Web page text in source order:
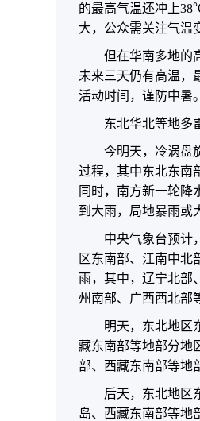
的最高气温还冲上
大，公众需关注气温
但在华南多地的
未来三天仍有高温，
活动时间，谨防中暑。
东北华北等地多
今明天，冷涡盘
过程，其中东北东南
同时，南方新一轮降
到大雨，局地暴雨或
中央气象台预计
区东南部、江南中北
雨，其中，辽宁北部
州南部、广西西北部
明天，东北地区
藏东南部等地部分地
部、西藏东南部等地
后天，东北地区
岛、西藏东南部等地